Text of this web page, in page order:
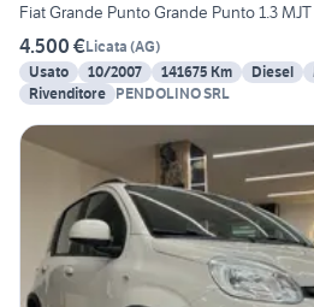
Fiat Grande Punto Grande Punto 1.3
4.500 €Licata (AG)
Usato
10/2007 141675 Km Diesel
Rivenditore PENDOLINO SRL